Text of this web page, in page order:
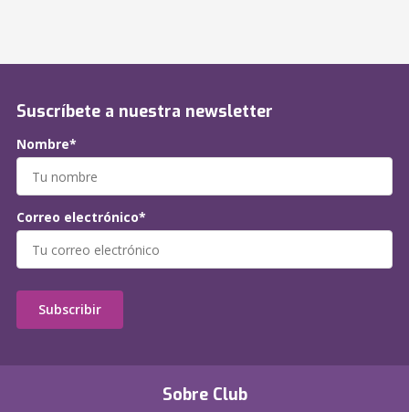
Sobre Club
Suscríbete a nuestra newsletter
Nombre*
Correo electrónico*
Subscribir